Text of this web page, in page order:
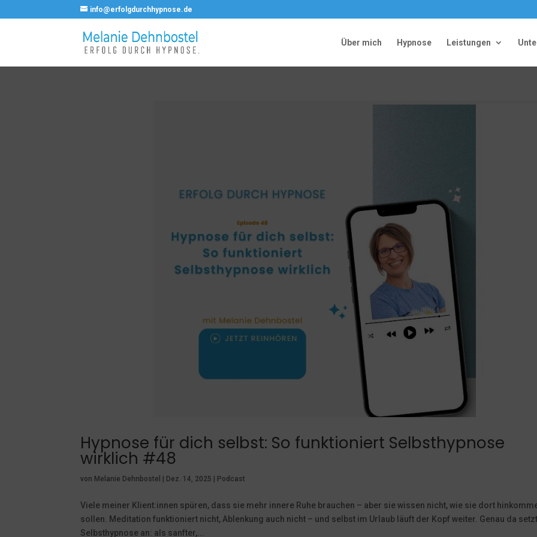
info@erfolgdurchhypnose.de
Über mich Hypnose Leistungen
Hypnose für dich selbst: So funktioniert Selbsthypnose
wirklich #48
von Melanie Dehnbostel | Dez. 14, 2025 | Podcast
Viele meiner Klient:innen spüren, dass sie mehr innere Ruhe brauchen – aber sie wissen nicht, wie sie dort
sollen. Meditation funktioniert nicht, Ablenkung auch nicht – und selbst im Urlaub läuft der Kopf weiter. Genau da
Selbsthypnose an: als sanfter,...